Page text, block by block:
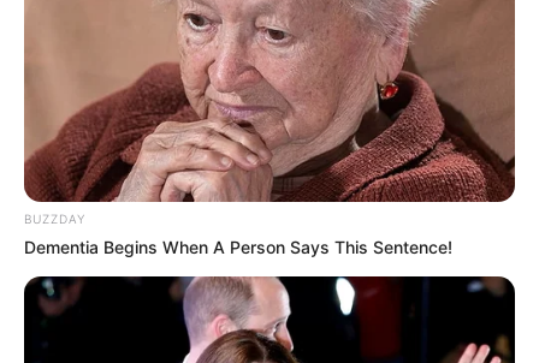
BUZZDAY
Dementia Begins When A Person Says This Sentence!